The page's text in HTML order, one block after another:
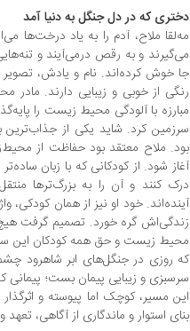
دختری که در دل جنگل به دنیا آمد
مه‌لقا ملاح، آدم را به یاد درخت‌ها
می‌گیرند و به رقص درمی‌آیند و
جا خوش کرده‌اند. نام و یادش،
رنگی از خوبی و زیبایی دارند.
مبارزه با آلودگی محیط ‌زیست را
سرزمین کرد. شاید یکی از
بود. ملاح معتقد بود حفاظت از
آغاز شود. از کودکانی که با زبان
درک کنند و آن را به بزرگ‌ترها منتقل
آینده‌اند. خود او نیز از همان کودکی،
زندگی‌اش گره خورد. تصمیم گرفت
محیط ‌زیست و حق همه کودکان این
که روزی در جنگل‌های ابر شاهرود
سرسبزی و زیبایی پیمان بست؛ پیمانی
این مسیر، کوچک اما پیوسته و
بنای استوار و ماندگاری از آگاهی،